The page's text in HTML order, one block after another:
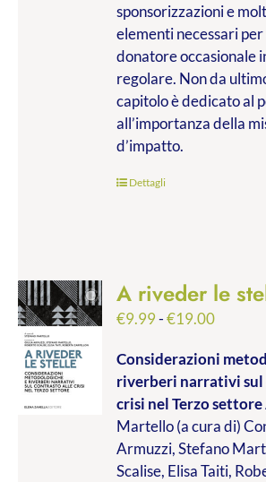
sponsorizzazioni e
elementi necessari
donatore occasionale
regolare. Non da
capitolo è dedicato al
all’importanza della
d’impatto.
Dettagli
A riveder le
€9.99-€19.00Fascia
prezzo:
da
€9.99
a
€19.00
Considerazioni
riverberi narrativi
crisi nel Terzo settore
Martello (a cura di)
Armuzzi, Stefano
Scalise, Elisa Taiti,